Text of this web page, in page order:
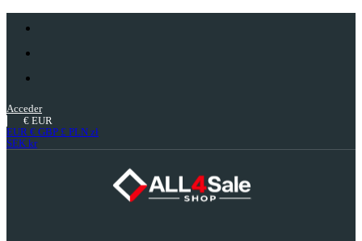
Acceder
€ EUR
EUR € GBP £ PLN zł
SEK kr